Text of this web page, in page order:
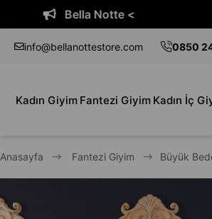
<
info@bellanottestore.com 0850
Kadın Giyim Fantezi Giyim Kadın İç
Anasayfa Fantezi Giyim Büyük